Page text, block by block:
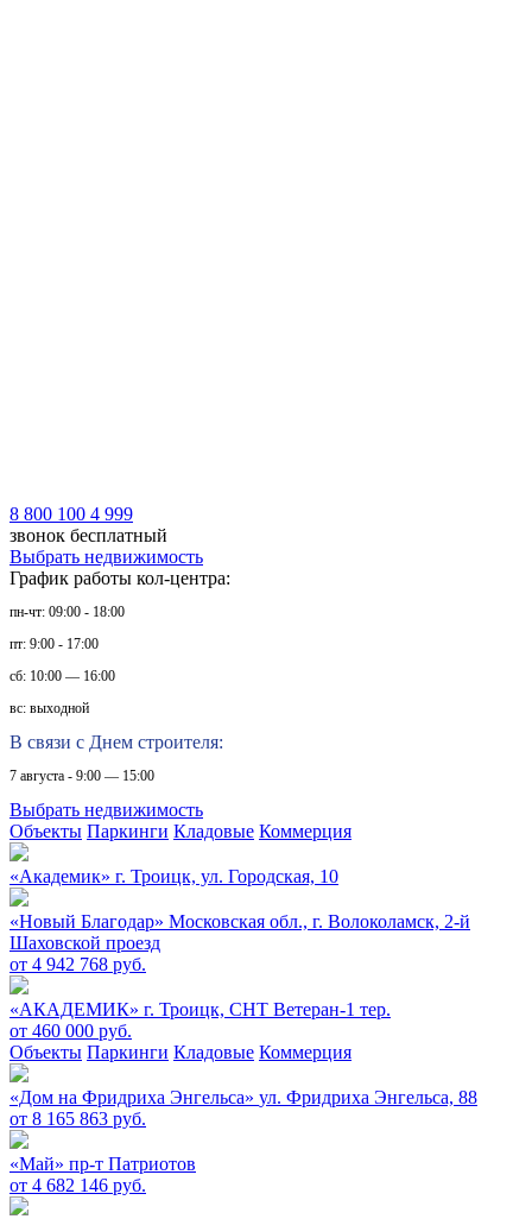
8 800 100 4 999
звонок бесплатный
Выбрать недвижимость
График работы кол-центра:
пн-чт: 09:00 - 18:00
пт: 9:00 - 17:00
сб: 10:00 — 16:00
вс: выходной
В связи с Днем строителя:
7 августа - 9:00 — 15:00
Выбрать недвижимость
Объекты Паркинги Кладовые Коммерция
«Академик» г. Троицк, ул. Городская, 10
«Новый Благодар» Московская обл., г. Волоколамск, 2-й
Шаховской проезд
от 4 942 768 руб.
«АКАДЕМИК» г. Троицк, СНТ Ветеран-1 тер.
от 460 000 руб.
Объекты Паркинги Кладовые Коммерция
«Дом на Фридриха Энгельса» ул. Фридриха Энгельса, 88
от 8 165 863 руб.
«Май» пр-т Патриотов
от 4 682 146 руб.